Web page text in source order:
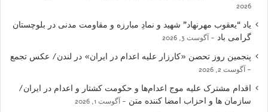
2026
یاد “یعقوب مهرنهاد” شهید و نمادِ مبارزه و مقاومت مدنی در بلوچستان
گرامی باد
آگوست 3, 2026
پنجمین روز تحصن «کارزار علیه اعدام در ایران» در لندن/ عکس تجمع
آگوست 2, 2026
اقدام مشترک علیه موج اعدام‌ها و حکومت کشتار و اعدام در ایران/
سازمان ها و احزاب امضا کننده متن
آگوست 1, 2026